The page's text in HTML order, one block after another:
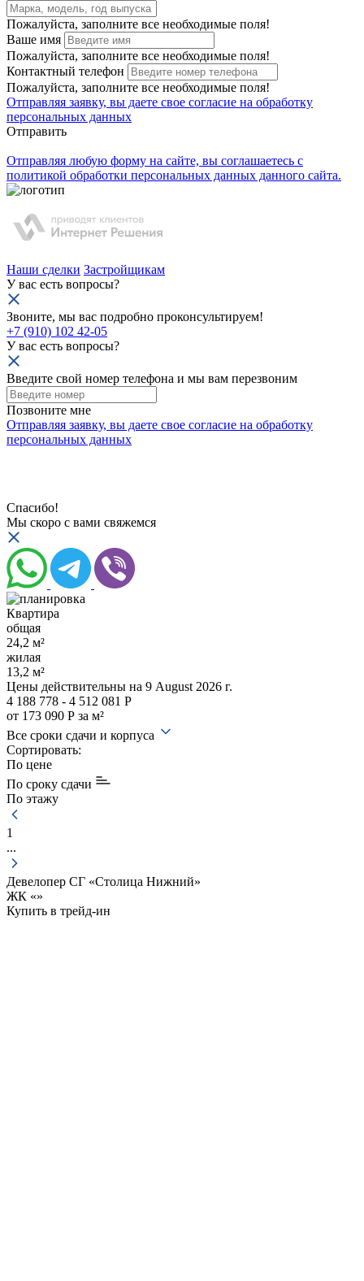
Пожалуйста, заполните все необходимые поля!
Ваше имя
Пожалуйста, заполните все необходимые поля!
Контактный телефон
Пожалуйста, заполните все необходимые поля!
Отправляя заявку, вы даете свое согласие на обработку
персональных данных
Отправить
Отправляя любую форму на сайте, вы соглашаетесь с
политикой обработки персональных данных данного сайта.
Наши сделки Застройщикам
У вас есть вопросы?
Звоните, мы вас подробно проконсультируем!
+7 (910) 102 42-05
У вас есть вопросы?
Введите свой номер телефона и мы вам перезвоним
Позвоните мне
Отправляя заявку, вы даете свое согласие на обработку
персональных данных
Спасибо!
Мы скоро с вами свяжемся
Квартира
общая
24,2 м²
жилая
13,2 м²
Цены действительны на 9 August 2026 г.
4 188 778 - 4 512 081 Р
от 173 090 Р за м²
Все сроки сдачи и корпуса
Сортировать:
По цене
По сроку сдачи
По этажу
1
...
Девелопер СГ «Столица Нижний»
ЖК «»
Купить в трейд-ин